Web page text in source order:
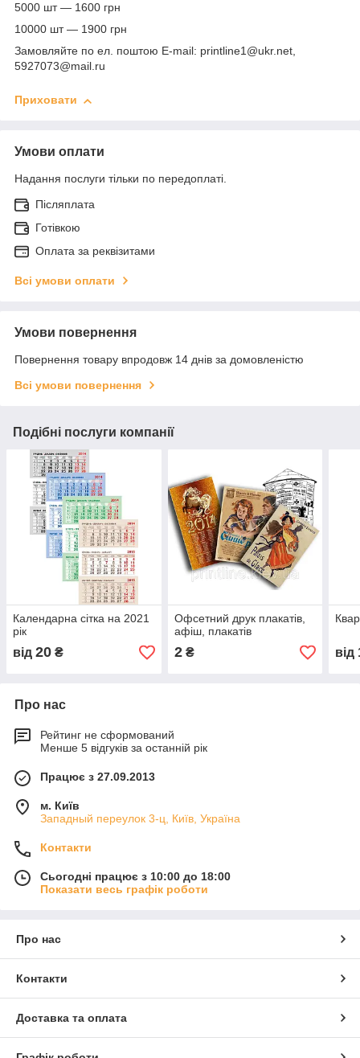
5000 шт ― 1600 грн
10000 шт ― 1900 грн
Замовляйте по ел. поштою E-mail: printline1@ukr.net,
5927073@mail.ru
Приховати
Умови оплати
Надання послуги тільки по передоплаті.
Післяплата
Готівкою
Оплата за реквізитами
Всі умови оплати
Умови повернення
Повернення товару впродовж 14 днів за домовленістю
Всі умови повернення
Подібні послуги компанії
Календарна сітка на 2021
рік
від 20 ₴
Офсетний друк плакатів,
афіш, плакатів
2₴ від
Про нас
Рейтинг не сформований
Менше 5 відгуків за останній рік
Працює з 27.09.2013
м. Київ
Западный переулок 3-ц, Київ, Україна
Контакти
Сьогодні працює з 10:00 до 18:00
Показати весь графік роботи
Про нас
Контакти
Доставка та оплата